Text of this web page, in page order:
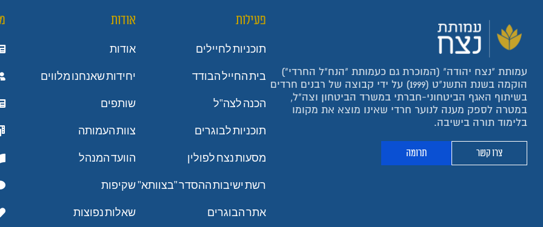
עמותת "נצח יהודה" (המוכרת גם כעמותת "הנח"ל החרדי")
הוקמה בשנת התשנ"ט (1999) על ידי קבוצה של רבנים חרדים
בשיתוף האגף הביטחוני-חברתי במשרד הביטחון וצה"ל,
במטרה לספק מענה לנוער חרדי שאינו מוצא את מקומו
בלימוד תורה בישיבה.
צרו קשר תרומה
פעילות
תוכניות לחיילים
בית החייל הבודד
הכנה לצה"ל
תוכניות לבוגרים
מסעות נצח לפולין
רשת ישיבות ההסדר "בצוותא"
אתר הבוגרים
אודות
אודות
יחידות שאנחנו מלווים
שותפים
צוות העמותה
הוועד המנהל
שקיפות
שאלות נפוצות